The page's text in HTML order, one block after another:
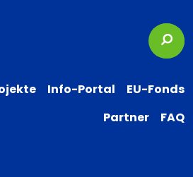
Info-Portal
EU-Fonds
Partner
FAQ